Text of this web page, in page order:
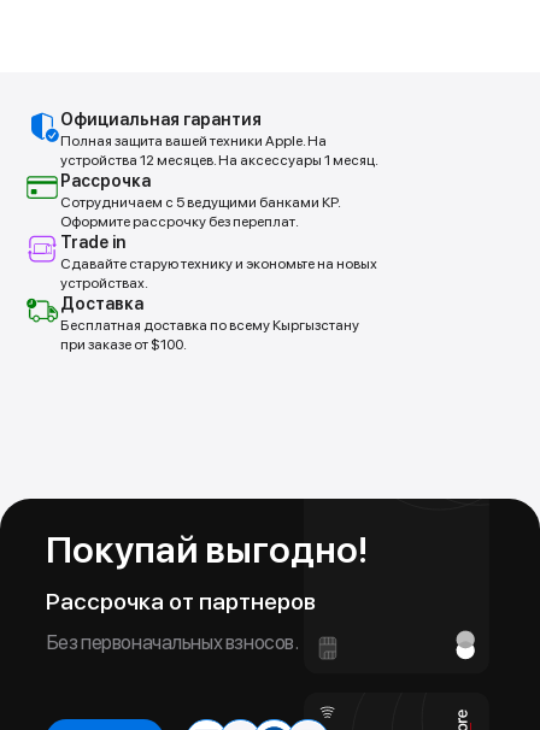
Официальная гарантия
Полная защита вашей техники Apple. На
устройства 12 месяцев. На аксессуары 1 месяц.
Рассрочка
Сотрудничаем с 5 ведущими банками КР.
Оформите рассрочку без переплат.
Trade in
Сдавайте старую технику и экономьте на новых
устройствах.
Доставка
Бесплатная доставка по всему Кыргызстану
при заказе от $100.
Подробнее
Подробнее
Без первоначальных взносов.
Рассрочка от партнеров